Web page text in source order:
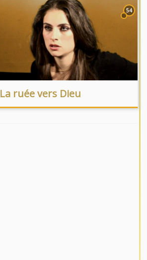
54
La ruée vers Dieu